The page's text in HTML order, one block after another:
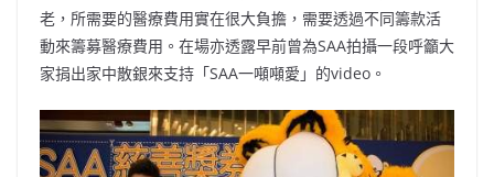
老，所需要的醫療費用實在很大負擔，需要透過不同籌款活
動來籌募醫療費用。在場亦透露早前曾為SAA拍攝一段呼籲大
家捐出家中散銀來支持「SAA一噸噸愛」的video。